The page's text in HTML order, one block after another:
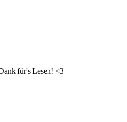
für's Lesen! <3